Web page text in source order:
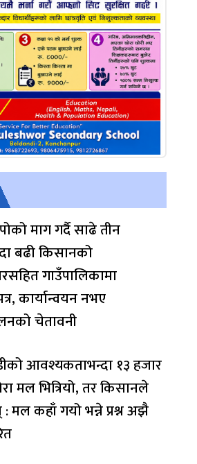
माग गर्दै साढे तीन
बढी किसानको
गाउँपालिकामा
कार्यान्वयन नभए
चेतावनी
आवश्यकताभन्दा १३ हजार
मल भित्रियो, तर किसानले
मल कहाँ गयो भन्ने प्रश्न अझै